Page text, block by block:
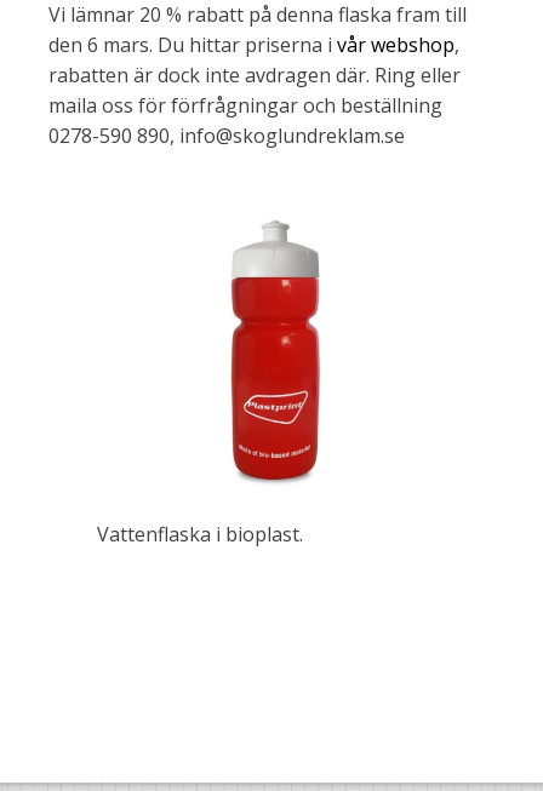
Vi lämnar 20 % rabatt på denna flaska fram till
den 6 mars. Du hittar priserna i vår webshop,
rabatten är dock inte avdragen där. Ring eller
maila oss för förfrågningar och beställning
0278-590 890, info@skoglundreklam.se
Vattenflaska i bioplast.